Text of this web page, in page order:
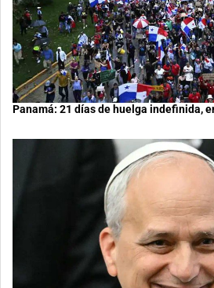
Panamá: 21 días de huelga indefinida,